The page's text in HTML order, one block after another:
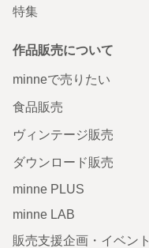
特集
作品販売について
minneで売りたい
食品販売
ヴィンテージ販売
ダウンロード販売
minne PLUS
minne LAB
販売支援企画・イベント